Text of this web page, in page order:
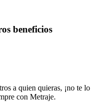
beneficios
a quien quieras, ¡no te lo
con Metraje.